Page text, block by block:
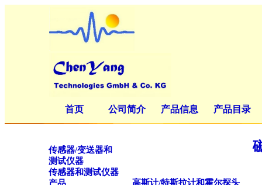
首页 公司简介 产品信息 产品目录
传感器/变送器和
测试仪器
传感器和测试仪器
高斯计/特斯拉计和霍尔探头